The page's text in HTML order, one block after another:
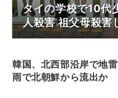
タイの学校で10代
人殺害 祖父母殺害
韓国、北西部沿岸で地
雨で北朝鮮から流出か